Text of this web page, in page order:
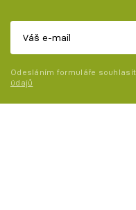
Odesláním formuláře
údajů